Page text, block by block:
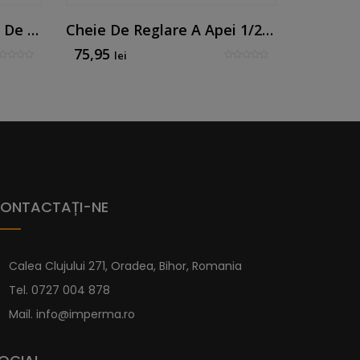
Umeraș Pentru Paravan De Duș Cromat
Cheie De Reglare A Apei 1/2 X 3/8 Negru Mat
75,95 lei
NE
Calea Clujului 271, Oradea, Bihor, Romania
Tel. 0727 004 878
Mail. info@imperma.ro